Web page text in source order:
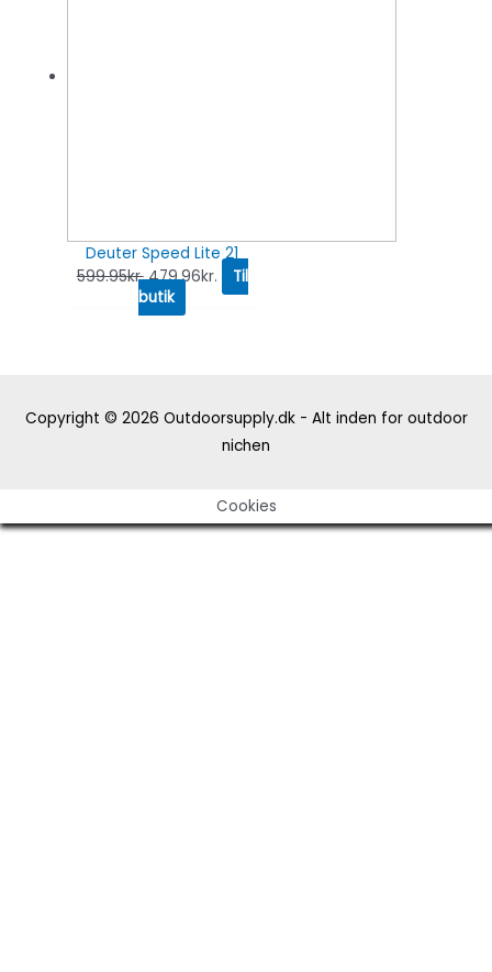
Deuter Speed Lite 21
599.95kr. 479.96kr.
Til
butik
Copyright © 2026 Outdoorsupply.dk - Alt inden for outdoor
nichen
Cookies